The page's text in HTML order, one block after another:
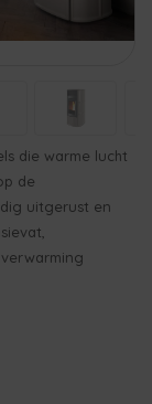
die warme lucht
de
uitgerust en